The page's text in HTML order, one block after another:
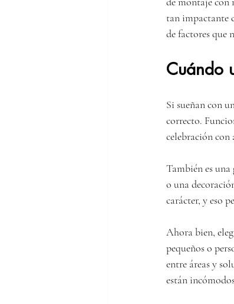
tan impactante
de factores que
Cuándo
Si sueñan con
correcto.
celebración con
También es
o una
carácter, y eso
Ahora bien,
pequeños o
entre áreas y
están